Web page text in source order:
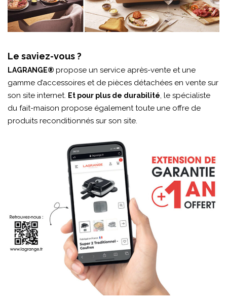
Le saviez-vous ?
LAGRANGE® propose un service après-vente et une
gamme d’accessoires et de pièces détachées en vente sur
son site internet. Et pour plus de durabilité, le spécialiste
du fait-maison propose également toute une offre de
produits reconditionnés sur son site.